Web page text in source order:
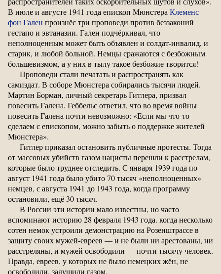
В июле и августе 1941 года епископ Мюнстера Клеменс
фон Гален произнёс три проповеди против беззаконий
гестапо и эвтаназии. Гален подчёркивал, что
неполноценным может быть объявлен и солдат-инвалид, и
старик, и любой больной. Немцы сражаются с безбожным
большевизмом, а у них в тылу такое безбожие творится!
Проповеди стали печатать и распространять как
самиздат. В соборе Мюнстера собирались тысячи людей.
Мартин Борман, личный секретарь Гитлера, призвал
повесить Галена. Геббельс ответил, что во время войны
повесить Галена почти невозможно: «Если мы что-то
сделаем с епископом, можно забыть о поддержке жителей
Мюнстера».
Гитлер приказал остановить публичные протесты. Тогда
от массовых убийств газом нацисты перешли к расстрелам,
которые было труднее отследить. С января 1939 года по
август 1941 года было убито 70 тысяч «неполноценных»
немцев, с августа 1941 до 1943 года, когда программу
остановили, ещё 30 тысяч.
В России эти истории мало известны, но часто
вспоминают историю 28 февраля 1943 года. когда несколько
сотен немок устроили демонстрацию на Розенштрассе в
защиту своих мужей-евреев — и не были ни арестованы, ни
расстреляны, и мужей освободили — почти тысячу человек.
Правда, евреев, у которых не было немецких жён, не
освободили, задушили газом.